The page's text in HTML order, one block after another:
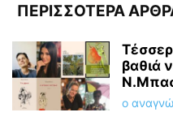
ΠΕΡΙΣΣΟΤΕΡΑ
βαθιά
ο